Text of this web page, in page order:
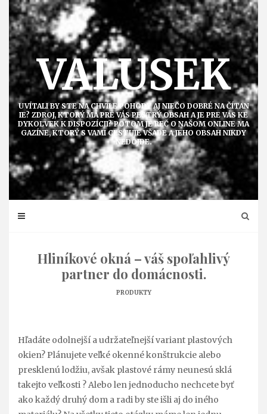
Přejít
obsahu
VALUSEK
UVÍTALI BY STE NA CHVÍLE POHODY AJ NIEČO DOBRÉ NA ČÍTAN
IE? ZDROJ, KTORÝ MÁ PRE VÁS PESTRÝ OBSAH A JE PRE VÁS KE
DYKOĽVEK K DISPOZÍCII? POTOM JE REČ O NAŠOM ONLINE MA
GAZÍNE, KTORÝ S VAMI CESTUJE VŠADE A JEHO OBSAH NIKDY
NEDÔJDE.
Hliníkové okná – váš spoľahlivý
partner do domácnosti.
PRODUKTY
Hľadáte odolnejší a udržateľnejší variant plastových
okien? Plánujete veľké okenné konštrukcie alebo
presklenú lodžiu, avšak plastové rámy neunesú sklá
takejto veľkosti ? Alebo len jednoducho nechcete byť
ako každý druhý dom a radi by ste išli aj do iného